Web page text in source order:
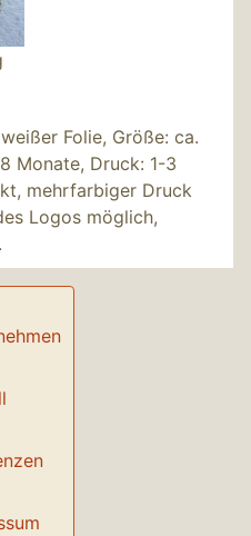
Folie, Größe: ca.
Monate, Druck: 1-3
mehrfarbiger Druck
Logos möglich,